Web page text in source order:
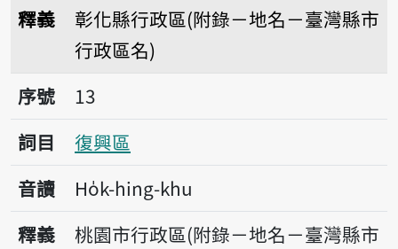
釋義
彰化縣行政區(附錄－地名－臺灣縣市
行政區名)
序號13復興區
序號
13
詞目
復興區
音讀
Ho̍k-hing-khu
釋義
桃園市行政區(附錄－地名－臺灣縣市